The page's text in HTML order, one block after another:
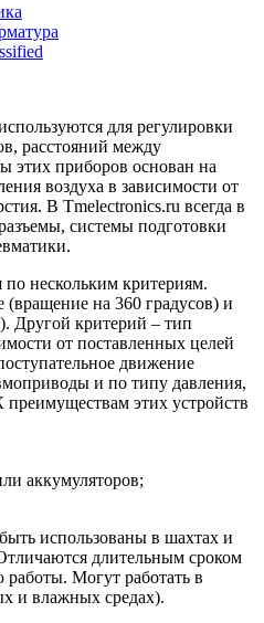
для регулировки
расстояний между
этих приборов основан на
воздуха в зависимости от
В Tmelectronics.ru всегда в
системы подготовки
нескольким критериям.
на 360 градусов) и
Другой критерий – тип
от поставленных целей
движение
и по типу давления,
этих устройств
аккумуляторов;
использованы в шахтах и
длительным сроком
работы. Могут работать в
и влажных средах).